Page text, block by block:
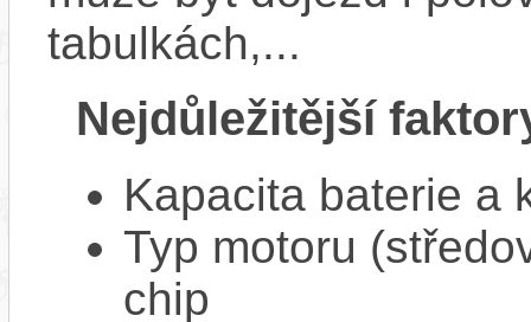
tabulkách,...
Nejdůležitější
Kapacita baterie a
Typ motoru
chip